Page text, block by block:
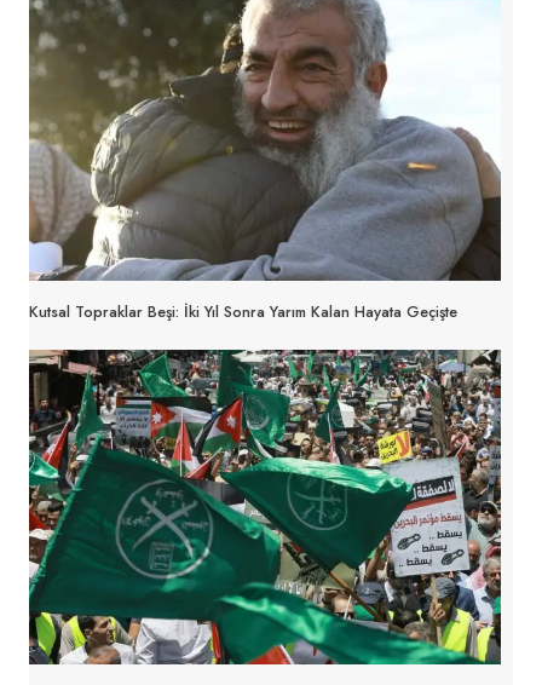
Kutsal Topraklar Beşi: İki Yıl Sonra Yarım Kalan Hayata Geçişte